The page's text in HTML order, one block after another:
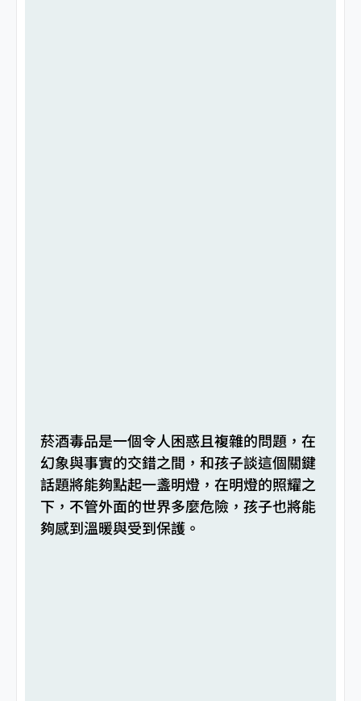
菸酒毒品是一個令人困惑且複雜的問題，在
幻象與事實的交錯之間，和孩子談這個關鍵
話題將能夠點起一盞明燈，在明燈的照耀之
下，不管外面的世界多麼危險，孩子也將能
夠感到溫暖與受到保護。